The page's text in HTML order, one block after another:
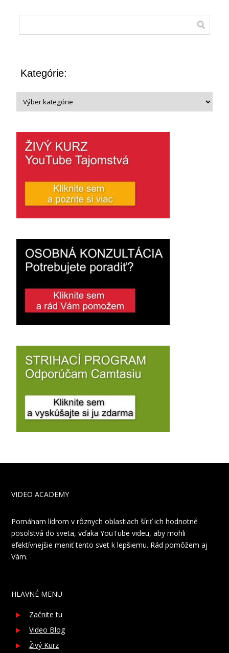
Kategórie:
VIDEO ACADEMY
Pomáham lídrom v rôznych oblastiach šíriť ich hodnotné
posolstvá do sveta, vďaka YouTube videu, aby mohli
efektívnejšie meniť tento svet k lepšiemu. Rád pomôžem aj
Vám.
HLAVNÉ MENU
Začnite tu
Video Blog
Živý Kurz